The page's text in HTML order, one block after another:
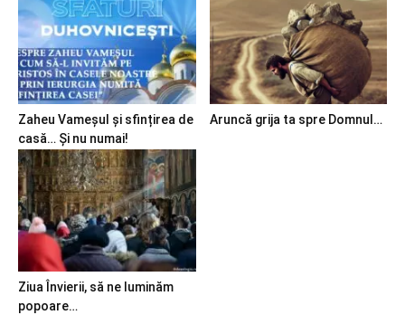
Zaheu Vameșul și sfințirea de
casă… Și nu numai!
Aruncă grija ta spre Domnul…
Ziua Învierii, să ne luminăm
popoare…